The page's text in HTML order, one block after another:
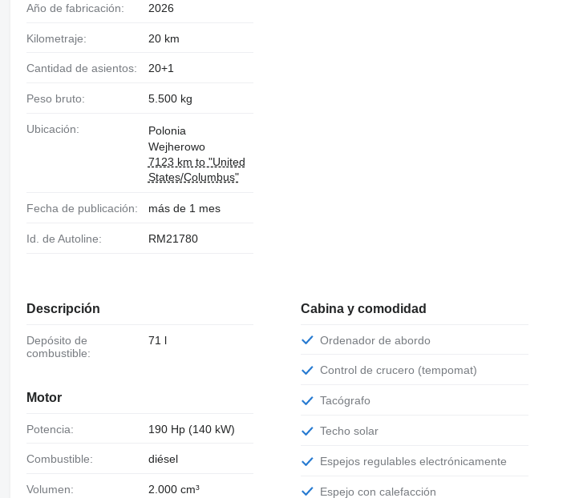
Año de fabricación: 2026
Kilometraje: 20 km
Cantidad de asientos: 20+1
Peso bruto: 5.500 kg
Ubicación:
Polonia
Wejherowo
7123 km to "United
States/Columbus"
Fecha de publicación: más de 1 mes
Id. de Autoline: RM21780
Descripción
Depósito de
combustible:
71 l
Motor
Potencia: 190 Hp (140 kW)
Combustible: diésel
Volumen: 2.000 cm³
Cabina y comodidad
Ordenador de abordo
Control de crucero (tempomat)
Tacógrafo
Techo solar
Espejos regulables electrónicamente
Espejo con calefacción